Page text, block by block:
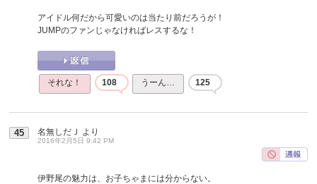
アイドル何だから可愛いのは当たり前だろうが！
JUMPのファンじゃなければレスするな！
それな！ 108 うーん… 125
45 名無しだＪ より
2016年2月5日 9:42 PM
伊野尾の魅力は、お子ちゃまには分からない。